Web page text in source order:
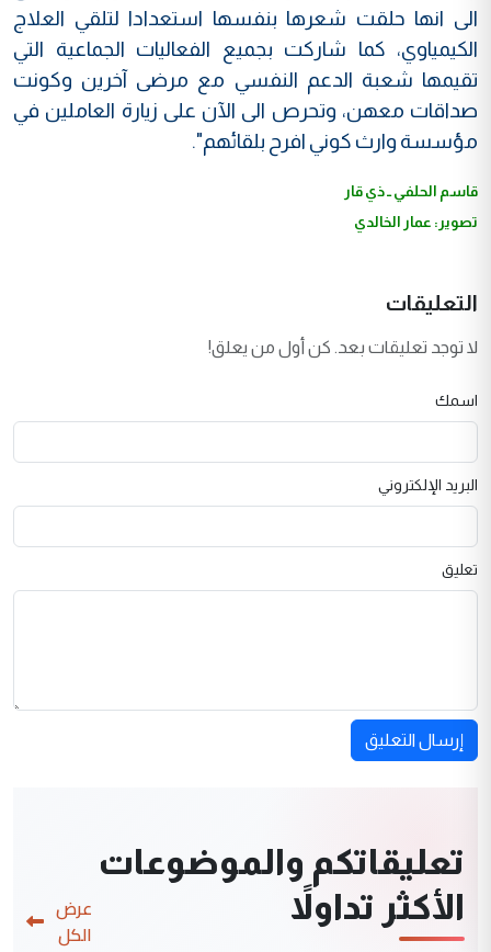
الى انها حلقت شعرها بنفسها استعدادا لتلقي العلاج
الكيمياوي، كما شاركت بجميع الفعاليات الجماعية التي
تقيمها شعبة الدعم النفسي مع مرضى آخرين وكونت
صداقات معهن، وتحرص الى الآن على زيارة العاملين في
مؤسسة وارث كوني افرح بلقائهم".
قاسم الحلفي ــ ذي قار
تصوير: عمار الخالدي
التعليقات
لا توجد تعليقات بعد. كن أول من يعلق!
اسمك
البريد الإلكتروني
تعليق
إرسال التعليق
تعليقاتكم والموضوعات
الأكثر تداولاً
عرض
الكل